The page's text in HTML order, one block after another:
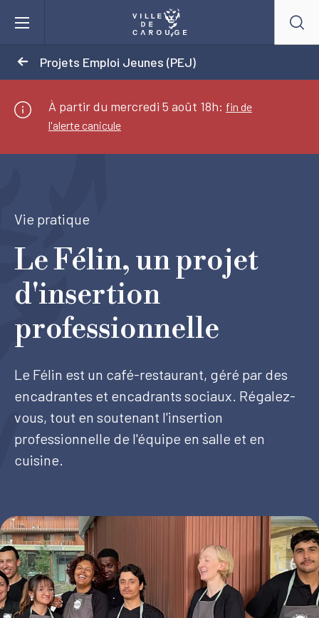
Projets Emploi Jeunes (PEJ)
Actualités
Agenda
Lieux
Tourisme
Démarches
À partir du mercredi 5 août 18h: fin de
l'alerte canicule
Vie pratique
Le Félin, un projet
d'insertion
professionnelle
Le Félin est un café-restaurant, géré par des
encadrantes et encadrants sociaux. Régalez-
vous, tout en soutenant l'insertion
professionnelle de l'équipe en salle et en
cuisine.